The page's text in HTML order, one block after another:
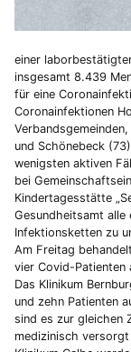
einer
insgesamt 8.439
für eine
Coronainfektionen
und Schönebeck
wenigsten aktiven
bei
Kindertagesstätte
Gesundheitsamt alle
Infektionsketten zu
Am Freitag
vier Covid-Patienten
Das Klinikum
und zehn Patienten
sind es zur gleichen
medizinisch